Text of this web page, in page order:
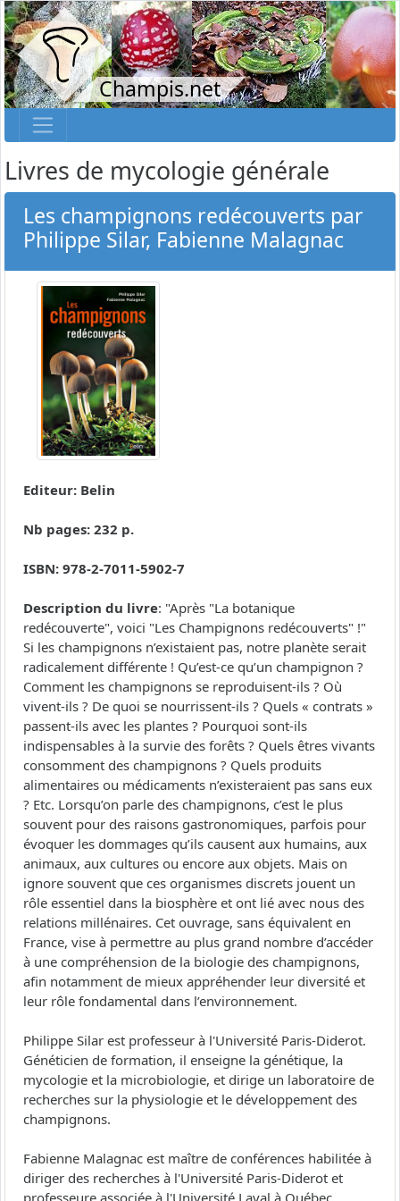
Champis.net
Livres de mycologie générale
Les champignons redécouverts par
Philippe Silar, Fabienne Malagnac
Editeur: Belin
Nb pages: 232 p.
ISBN: 978-2-7011-5902-7
Description du livre: "Après "La botanique
redécouverte", voici "Les Champignons redécouverts" !"
Si les champignons n’existaient pas, notre planète serait
radicalement différente ! Qu’est-ce qu’un champignon ?
Comment les champignons se reproduisent-ils ? Où
vivent-ils ? De quoi se nourrissent-ils ? Quels « contrats »
passent-ils avec les plantes ? Pourquoi sont-ils
indispensables à la survie des forêts ? Quels êtres vivants
consomment des champignons ? Quels produits
alimentaires ou médicaments n’existeraient pas sans eux
? Etc. Lorsqu’on parle des champignons, c’est le plus
souvent pour des raisons gastronomiques, parfois pour
évoquer les dommages qu’ils causent aux humains, aux
animaux, aux cultures ou encore aux objets. Mais on
ignore souvent que ces organismes discrets jouent un
rôle essentiel dans la biosphère et ont lié avec nous des
relations millénaires. Cet ouvrage, sans équivalent en
France, vise à permettre au plus grand nombre d’accéder
à une compréhension de la biologie des champignons,
afin notamment de mieux appréhender leur diversité et
leur rôle fondamental dans l’environnement.
Philippe Silar est professeur à l'Université Paris-Diderot.
Généticien de formation, il enseigne la génétique, la
mycologie et la microbiologie, et dirige un laboratoire de
recherches sur la physiologie et le développement des
champignons.
Fabienne Malagnac est maître de conférences habilitée à
diriger des recherches à l'Université Paris-Diderot et